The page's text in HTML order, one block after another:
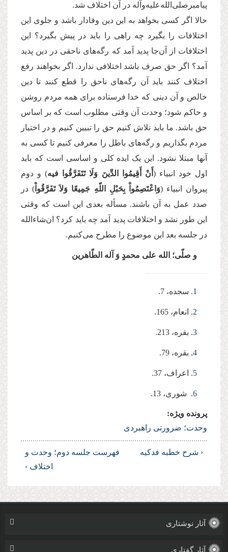
پیامبرصلی‌الله‌علیه‌وآله در آن اختلاف شد.
حالا اگر کسی بخواهد به این دین وفادار باشد و جلوی این
اختلافات را بگیرد چه راهی را باید در پیش بگیرد؟ این
اختلافات از آن‌جا پدید آمد که رگه‌های ناحقی در دین پدید
آمد؟ اگر حق صرف باشد اختلافی ندارد. اگر بخواهند رفع
اختلاف کنند باید آن رگه‌های ناحق را قطع کنند تا دین
خالص و آن دینی که خدا فرستاده برای همه مردم روشن
و حاکم شود؛ وحدت آن وقتی مطلوب است که بر اساس
حق باشد. ما باید تلاش کنیم حق را تبیین کنیم و در اختیار
مردم بگذاریم و رگه‌های باطل را معرفی کنیم تا کسی به
آنها مبتلا نشود. این یک ایده کلی و اساسی است که باید
اول خود انبیاء ( أَنْ أَقِیمُوا الدِّینَ وَلَا تَتَفَرَّقُوا فیه) و دوم
پیروان انبیاء (وَاعْتَصِمُواْ بِحَبْلِ اللّهِ جَمِیعًا وَلاَ تَفَرَّقُواْ ) در
صدد عمل به آن باشند. مسأله بعدی این است که وقتی
این طور نشد و اختلافات پدید آمد چه باید کرد؟ ان‌شاءالله
در جلسه بعد این موضوع را مطرح می‌کنیم.
و صلّی؛ الله ‌علی محمدٍ وَ آله الطّاهرین
1. سجده، 7.
2. انعام، 165.
3. بقره، 213.
4. بقره، 79.
5. اعراف، 37.
6. شوری، 13.
پرونده ویژه:
وحدت؛ ضرورتی راهبردی
‹ شرح خطبه فدکیه فهرست جلسه دوم؛ وحدت و
اختلاف ›
آثار نوشتاری
آثار گفتاری